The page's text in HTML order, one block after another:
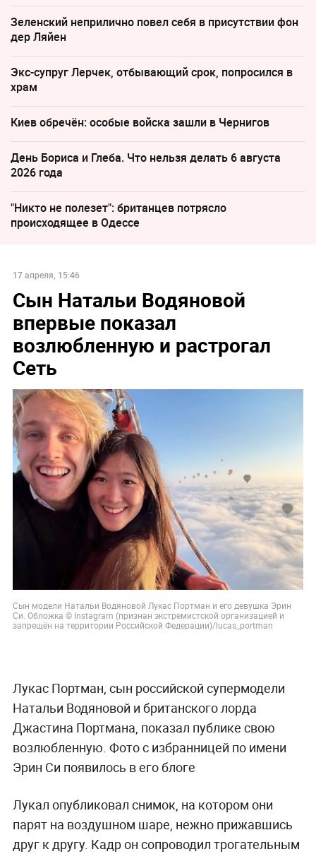
Зеленский неприлично повел cебя в присутствии фон
дер Ляйен
Экс-супруг Лерчек, отбывающий срок, попросился в
храм
Киев обречён: особые войска зашли в Чернигов
День Бориса и Глеба. Что нельзя делать 6 августа
2026 года
"Никто не полезет": британцев потрясло
происходящее в Одессе
17 апреля, 15:46
Сын Натальи Водяновой
впервые показал
возлюбленную и растрогал
Сеть
Сын модели Натальи Водяновой Лукас Портман и его девушка Эрин
Си. Обложка © Instagram (признан экстремистской организацией и
запрещён на территории Российской Федерации)/lucas_portman
Лукас Портман, сын российской супермодели
Натальи Водяновой и британского лорда
Джастина Портмана, показал публике свою
возлюбленную. Фото с избранницей по имени
Эрин Си появилось в его блоге
Лукал опубликовал снимок, на котором они
парят на воздушном шаре, нежно прижавшись
друг к другу. Кадр он сопроводил трогательным